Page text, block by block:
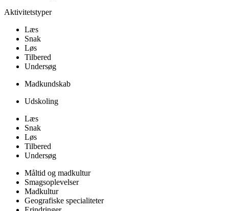
Aktivitetstyper
Læs
Snak
Løs
Tilbered
Undersøg
Madkundskab
Udskoling
Læs
Snak
Løs
Tilbered
Undersøg
Måltid og madkultur
Smagsoplevelser
Madkultur
Geografiske specialiteter